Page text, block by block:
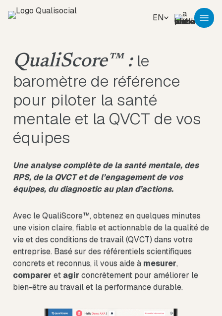
EN
QualiScore™ : le
baromètre de référence
pour piloter la santé
mentale et la QVCT de vos
équipes
Une analyse complète de la santé mentale, des
RPS, de la QVCTet de l’engagement de vos
équipes, du diagnostic au plan d’actions.
Avec le QualiScore™, obtenez en quelques minutes
une vision claire, fiable et actionnable de la qualité de
vie et des conditions de travail (QVCT) dans votre
entreprise. Basé sur des référentiels scientifiques
concrets et reconnus, il vous aide à mesurer,
comparer et agir concrètement pour améliorer le
bien-être au travail et la performance durable.